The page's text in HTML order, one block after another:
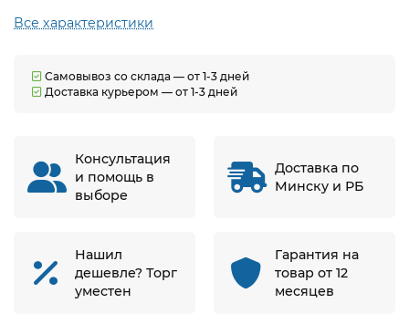
Все характеристики
Самовывоз со склада — от 1-3 дней
Доставка курьером — от 1-3 дней
Консультация
и помощь в
выборе
Доставка по
Минску и РБ
Нашил
дешевле? Торг
уместен
Гарантия на
товар от 12
месяцев